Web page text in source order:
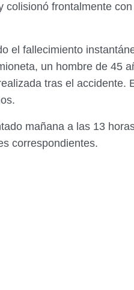
colisionó frontalmente
el fallecimiento
un hombre de 45
tras el accidente.
mañana a las 13
correspondientes.